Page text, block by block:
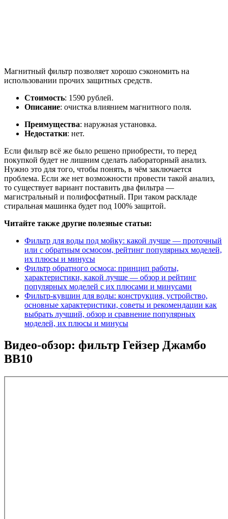
Магнитный фильтр позволяет хорошо сэкономить на
использовании прочих защитных средств.
Стоимость: 1590 рублей.
Описание: очистка влиянием магнитного поля.
Преимущества: наружная установка.
Недостатки: нет.
Если фильтр всё же было решено приобрести, то перед
покупкой будет не лишним сделать лабораторный анализ.
Нужно это для того, чтобы понять, в чём заключается
проблема. Если же нет возможности провести такой анализ,
то существует вариант поставить два фильтра —
магистральный и полифосфатный. При таком раскладе
стиральная машинка будет под 100% защитой.
Читайте также другие полезные статьи:
Фильтр для воды под мойку: какой лучше — проточный
или с обратным осмосом, рейтинг популярных моделей,
их плюсы и минусы
Фильтр обратного осмоса: принцип работы,
характеристики, какой лучше — обзор и рейтинг
популярных моделей с их плюсами и минусами
Фильтр-кувшин для воды: конструкция, устройство,
основные характеристики, советы и рекомендации как
выбрать лучший, обзор и сравнение популярных
моделей, их плюсы и минусы
Видео-обзор: фильтр Гейзер Джамбо
BB10